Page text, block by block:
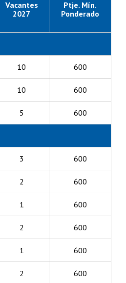
Vacantes
2027
Ptje. Mín.
Ponderado
10 600
10 600
5 600
3 600
2 600
1 600
2 600
1 600
2 600